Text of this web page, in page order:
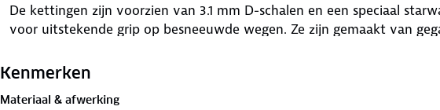
De kettingen zijn voorzien van 3.1 mm D-schalen en een speciaal
voor uitstekende grip op besneeuwde wegen. Ze zijn gemaakt van
veiligheid en kwaliteit waarborgt. Bereid je goed voor op de winterse
Kenmerken
Materiaal & afwerking